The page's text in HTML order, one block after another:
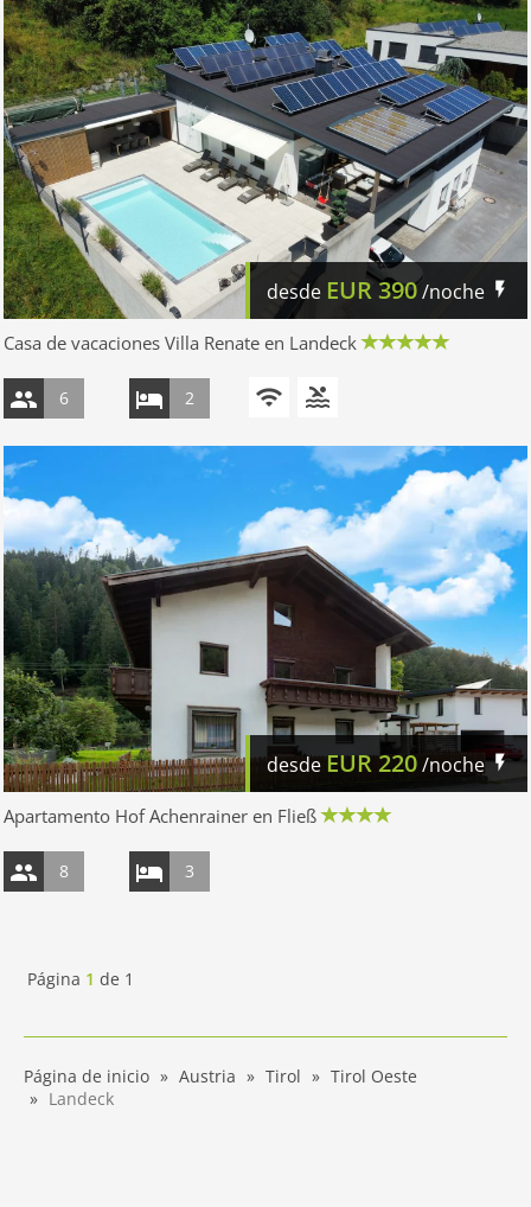
desde EUR390/noche
Casa de vacaciones Villa Renate en Landeck
6 2
desdeEUR220/noche
Apartamento Hof Achenrainer en Fließ
8 3
Página 1 de 1
Página de inicio Austria Tirol
Tirol Oeste
Landeck